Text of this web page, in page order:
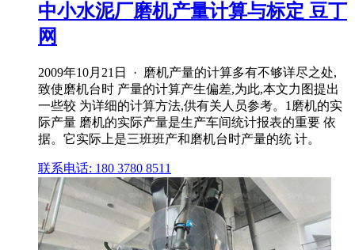
中小水泥厂磨机产量计算与标定 豆丁
网
2009年10月21日 · 磨机产量的计算多有不够详尽之处,
致使磨机台时 产量的计算产生偏差,为此,本文力图提出
一些较 为详细的计算方法,供有关人员参考。1磨机的实
际产量 磨机的实际产量是生产车间统计报表的重要 依
据。它实际上是三班班产和磨机台时产量的统 计。
联系电话: 180 3780 8511